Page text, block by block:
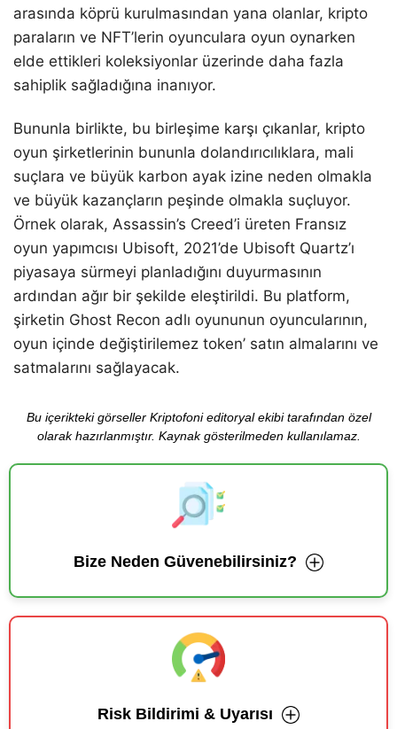
arasında köprü kurulmasından yana olanlar, kripto
paraların ve NFT’lerin oyunculara oyun oynarken
elde ettikleri koleksiyonlar üzerinde daha fazla
sahiplik sağladığına inanıyor.
Bununla birlikte, bu birleşime karşı çıkanlar, kripto
oyun şirketlerinin bununla dolandırıcılıklara, mali
suçlara ve büyük karbon ayak izine neden olmakla
ve büyük kazançların peşinde olmakla suçluyor.
Örnek olarak, Assassin’s Creed’i üreten Fransız
oyun yapımcısı Ubisoft, 2021’de Ubisoft Quartz’ı
piyasaya sürmeyi planladığını duyurmasının
ardından ağır bir şekilde eleştirildi. Bu platform,
şirketin Ghost Recon adlı oyununun oyuncularının,
oyun içinde değiştirilemez token’ satın almalarını ve
satmalarını sağlayacak.
Bu içerikteki görseller Kriptofoni editoryal ekibi tarafından özel
olarak hazırlanmıştır. Kaynak gösterilmeden kullanılamaz.
Bize Neden Güvenebilirsiniz?
Risk Bildirimi & Uyarısı